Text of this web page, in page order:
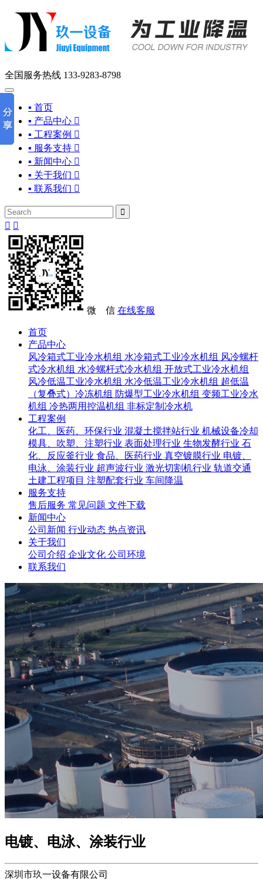
全国服务热线 133-9283-8798
▪ 首页
▪ 产品中心 
▪ 工程案例 
▪ 服务支持 
▪ 新闻中心 
▪ 关于我们 
▪ 联系我们 

 
微 信 在线客服
首页
产品中心
风冷箱式工业冷水机组 水冷箱式工业冷水机组 风冷螺杆
式冷水机组 水冷螺杆式冷水机组 开放式工业冷水机组
风冷低温工业冷水机组 水冷低温工业冷水机组 超低温
（复叠式）冷冻机组 防爆型工业冷水机组 变频工业冷水
机组 冷热两用控温机组 非标定制冷水机
工程案例
化工、医药、环保行业 混凝土搅拌站行业 机械设备冷却
模具、吹塑、注塑行业 表面处理行业 生物发酵行业 石
化、反应釜行业 食品、医药行业 真空镀膜行业 电镀、
电泳、涂装行业 超声波行业 激光切割机行业 轨道交通
土建工程项目 注塑配套行业 车间降温
服务支持
售后服务 常见问题 文件下载
新闻中心
公司新闻 行业动态 热点资讯
关于我们
公司介绍 企业文化 公司环境
联系我们
电镀、电泳、涂装行业
深圳市玖一设备有限公司